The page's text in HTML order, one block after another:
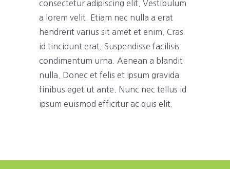
consectetur adipiscing elit. Vestibulum
a lorem velit. Etiam nec nulla a erat
hendrerit varius sit amet et enim. Cras
id tincidunt erat. Suspendisse facilisis
condimentum urna. Aenean a blandit
nulla. Donec et felis et ipsum gravida
finibus eget ut ante. Nunc nec tellus id
ipsum euismod efficitur ac quis elit.